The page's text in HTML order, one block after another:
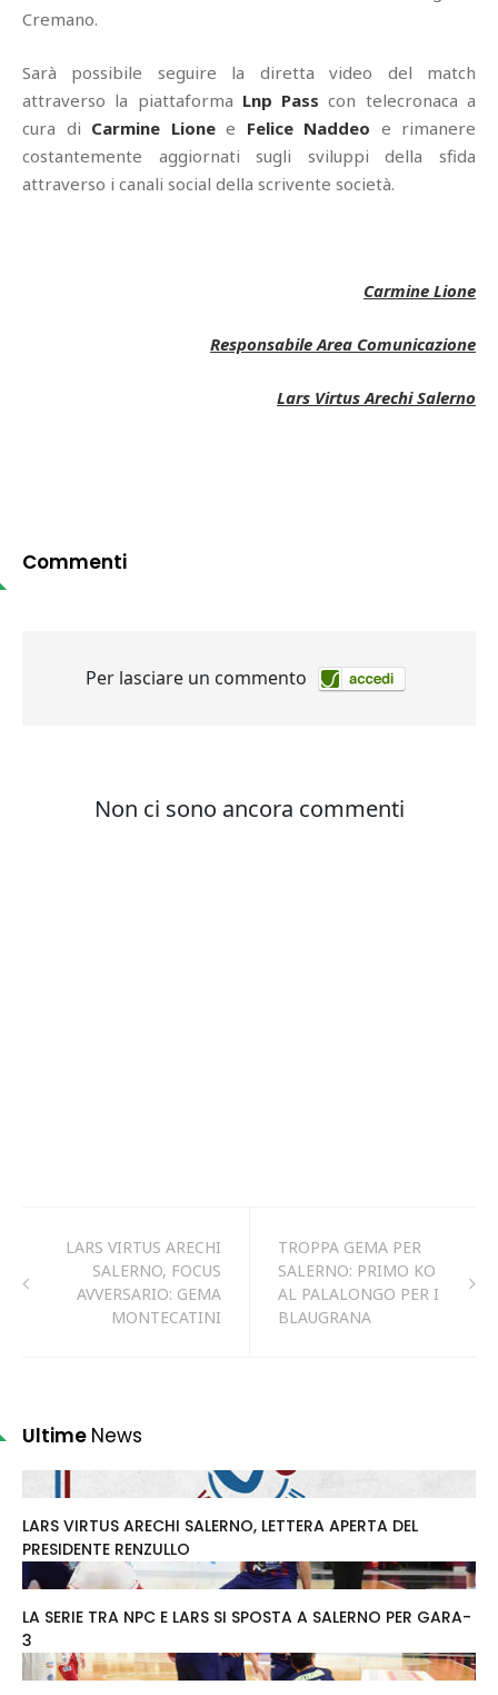
Cremano.
Sarà possibile seguire la diretta video del match
attraverso la piattaforma Lnp Passcon telecronaca a
cura di Carmine Lione e Felice Naddeo e rimanere
costantemente aggiornati sugli sviluppi della sfida
attraverso i canali social della scrivente società.
Carmine Lione
Responsabile Area Comunicazione
Lars Virtus Arechi Salerno
Commenti
LARS VIRTUS ARECHI
SALERNO, FOCUS
AVVERSARIO: GEMA
MONTECATINI
TROPPA GEMA PER
SALERNO: PRIMO KO
AL PALALONGO PER I
BLAUGRANA
Ultime News
LARS VIRTUS ARECHI SALERNO, LETTERA APERTA DEL
PRESIDENTE RENZULLO
LA SERIE TRA NPC E LARS SI SPOSTA A SALERNO PER GARA-
3